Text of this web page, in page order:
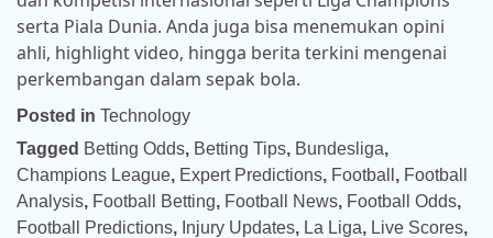
serta Piala Dunia. Anda juga bisa menemukan opini
ahli, highlight video, hingga berita terkini mengenai
perkembangan dalam sepak bola.
Posted in Technology
Tagged Betting Odds, Betting Tips, Bundesliga,
Champions League, Expert Predictions, Football , Football
Analysis, Football Betting, Football News, Football Odds,
Football Predictions, Injury Updates, La Liga, Live Scores,